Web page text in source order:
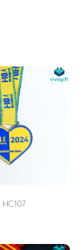
đẹp
In UV theo yêu
gói vào túi
100 huy